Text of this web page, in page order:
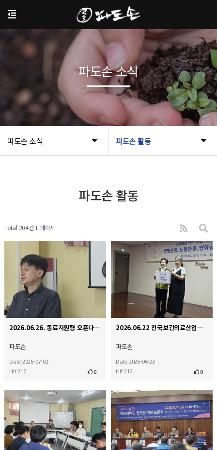
파도손 소식 파도손 활동
파도손 소식
파도손 활동
Total 204건 1 페이지
2026.06.26. 동료지원형 오픈다이얼로그 인터비전 교육
파도손
Date 2026-07-02
Hit 212
0
2026.06.22 전국보건의료산업노동조합 기금 전달식
파도손
Date 2026-06-23
Hit 212
0